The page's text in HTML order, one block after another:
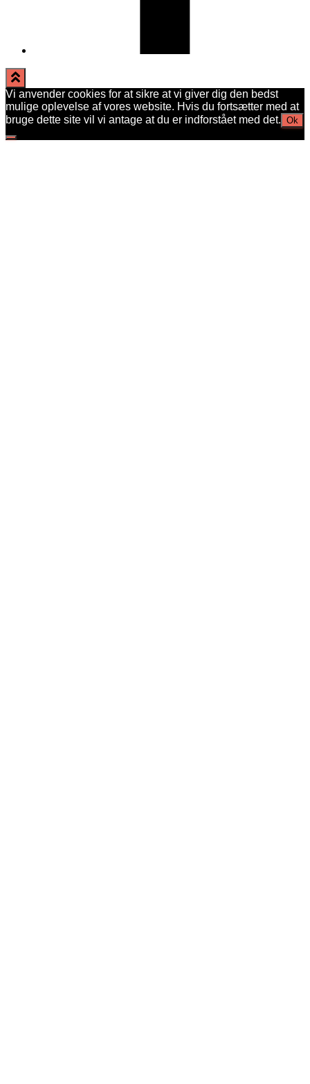
Vi anvender cookies for at sikre at vi giver dig den bedst
mulige oplevelse af vores website. Hvis du fortsætter med at
bruge dette site vil vi antage at du er indforstået med det. Ok